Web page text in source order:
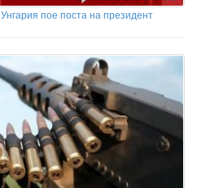
пое поста на президент